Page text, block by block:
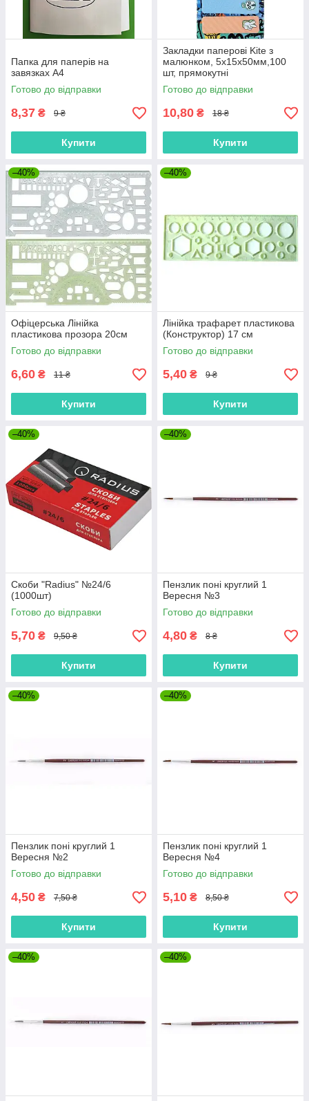
Папка для паперів на
завязках А4
Готово до відправки
8,37 ₴ 9 ₴
Купити
Закладки паперові Kite з
малюнком, 5х15х50мм,100
шт, прямокутні
Готово до відправки
10,80 ₴ 18 ₴
Купити
–40%
Офіцерська Лінійка
пластикова прозора 20см
Готово до відправки
6,60 ₴ 11 ₴
Купити
–40%
Лінійка трафарет пластикова
(Конструктор) 17 см
Готово до відправки
5,40 ₴ 9 ₴
Купити
–40%
Скоби "Radius" №24/6
(1000шт)
Готово до відправки
5,70 ₴ 9,50 ₴
Купити
–40%
Пензлик поні круглий 1
Вересня №3
Готово до відправки
4,80 ₴ 8 ₴
Купити
–40%
Пензлик поні круглий 1
Вересня №2
Готово до відправки
4,50 ₴ 7,50 ₴
Купити
–40%
Пензлик поні круглий 1
Вересня №4
Готово до відправки
5,10 ₴ 8,50 ₴
Купити
–40% –40%